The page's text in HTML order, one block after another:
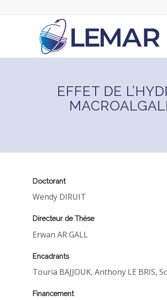
EFFET DE
Doctorant
Wendy DIRUIT
Directeur de Thèse
Erwan AR GALL
Encadrants
Touria BAJJOUK, Anthony LE BRIS,
Financement